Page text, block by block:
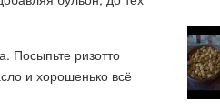
Посыпьте ризотто
и хорошенько всё